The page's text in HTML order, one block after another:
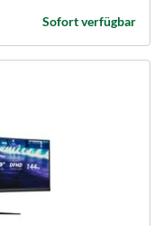
Sofort verfügbar